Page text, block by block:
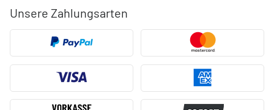
Unsere Zahlungsarten